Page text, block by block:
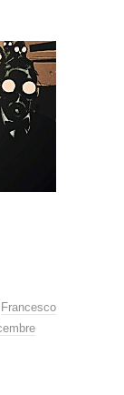
Francesco